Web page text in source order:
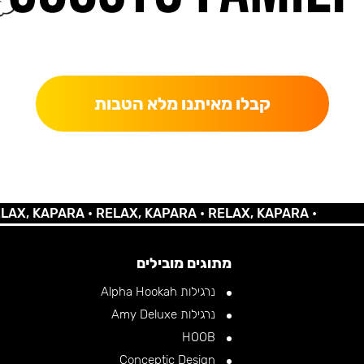
קבלו מאיתנו מלא הטבות
•RELAX, KAPARA •RELAX, KAPARA •
מתוגים מובילים
נרגילות Alpha Hookah
נרגילות Amy Deluxe